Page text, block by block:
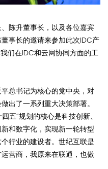
陈升董事长，以及各位嘉宾
事长的邀请来参加此次IDC产
们在IDC和云网协同方面的工
总书记为核心的党中央，对
出了一系列重大决策部署。
五”规划的核心是科技创新、
和数字化，实现新一轮转型
行业的建设者。世纪互联是
营商，我原来在联通，也做